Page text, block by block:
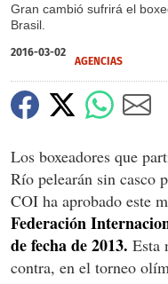
Gran cambió sufrirá el
Brasil.
2016-03-02
AGENCIAS
Los boxeadores que
Río pelearán sin casco
COI ha aprobado este
Federación
de fecha de 2013. Esta
contra, en el torneo